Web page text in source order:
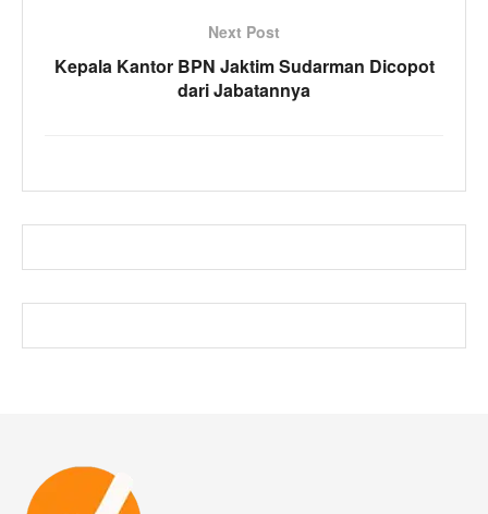
Next Post
Kepala Kantor BPN Jaktim Sudarman Dicopot
dari Jabatannya